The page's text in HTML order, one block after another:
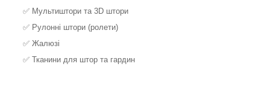
✅ Мультиштори та 3D штори
✅ Рулонні штори (ролети)
✅ Жалюзі
✅ Тканини для штор та гардин